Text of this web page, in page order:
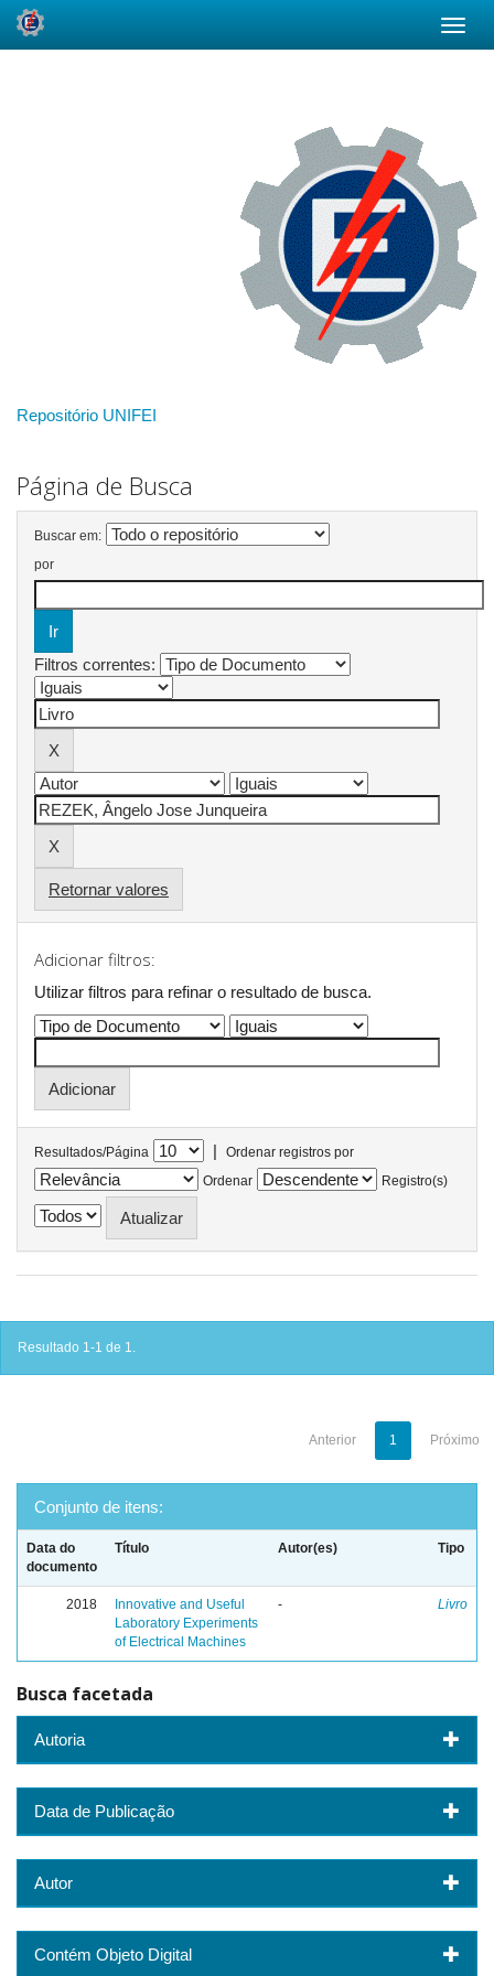
Repositório UNIFEI
Página de Busca
Buscar em:
por
Filtros correntes:
Retornar valores
Adicionar filtros:
Utilizar filtros para refinar o resultado de busca.
Resultados/Página |
Ordenar registros por
Ordenar
Registro(s)
Resultado 1-1 de 1.
Anterior 1 Próximo
Conjunto de itens:
Data do
documento
Título Autor(es) Tipo
2018
Innovative and Useful
Laboratory Experiments
of Electrical Machines
- Livro
Busca facetada
Autoria
Data de Publicação
Autor
Contém Objeto Digital